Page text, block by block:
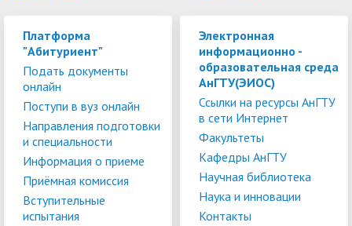
Платформа
"Абитуриент"
Подать документы
онлайн
Поступи в вуз онлайн
Направления подготовки
и специальности
Информация о приеме
Приёмная комиссия
Вступительные
испытания
Электронная
информационно -
образовательная среда
АнГТУ(ЭИОС)
Ссылки на ресурсы АнГТУ
в сети Интернет
Факультеты
Кафедры АнГТУ
Научная библиотека
Наука и инновации
Контакты